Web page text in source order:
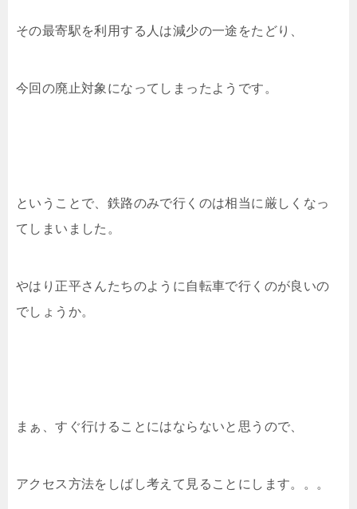
その最寄駅を利用する人は減少の一途をたどり、
今回の廃止対象になってしまったようです。
ということで、鉄路のみで行くのは相当に厳しくなっ
てしまいました。
やはり正平さんたちのように自転車で行くのが良いの
でしょうか。
まぁ、すぐ行けることにはならないと思うので、
アクセス方法をしばし考えて見ることにします。。。